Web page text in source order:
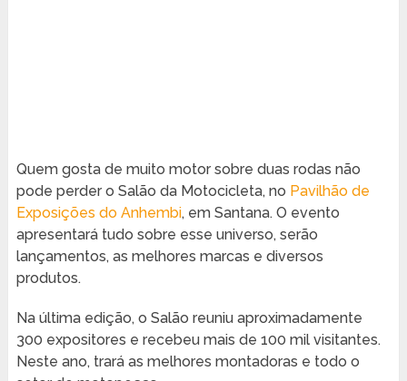
Quem gosta de muito motor sobre duas rodas não
pode perder o Salão da Motocicleta, no Pavilhão de
Exposições do Anhembi, em Santana. O evento
apresentará tudo sobre esse universo, serão
lançamentos, as melhores marcas e diversos
produtos.
Na última edição, o Salão reuniu aproximadamente
300 expositores e recebeu mais de 100 mil visitantes.
Neste ano, trará as melhores montadoras e todo o